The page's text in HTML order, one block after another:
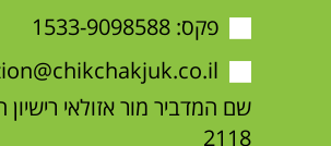
פקס: 1533-9098588
שם המדביר מור אזולאי
2118